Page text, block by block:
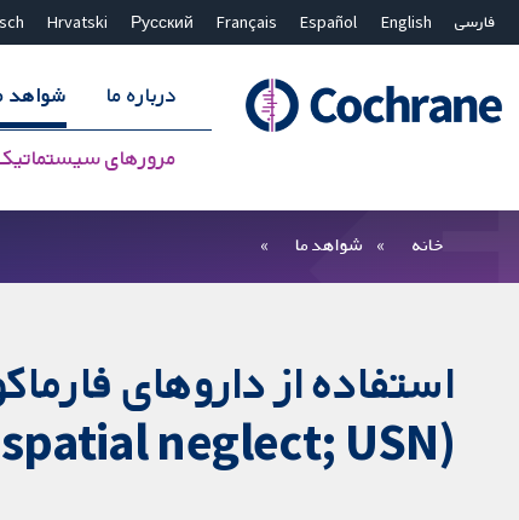
فارسی English
Español
Français
Русский
Hrvatski
درباره ما شواهد
مرورهای
بستن جستجو ✖
خانه شواهد ما
استفاده از داروهای
(unilateral spatial neglect; USN) پس از سکته مغزی